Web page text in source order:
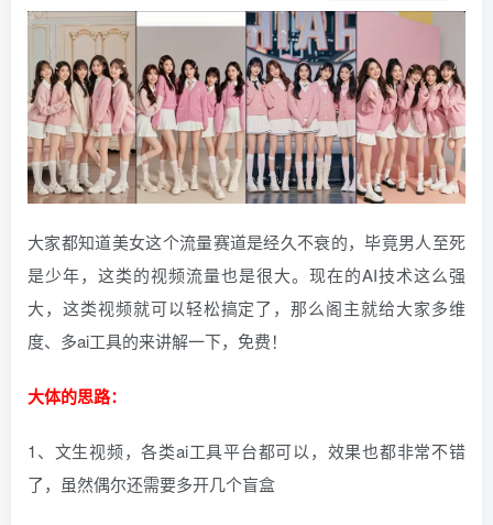
大家都知道美女这个流量赛道是经久不衰的，毕竟男人至死
是少年，这类的视频流量也是很大。现在的AI技术这么强
大，这类视频就可以轻松搞定了，那么阁主就给大家多维
度、多ai工具的来讲解一下，免费！
大体的思路：
1、文生视频，各类ai工具平台都可以，效果也都非常不错
了，虽然偶尔还需要多开几个盲盒